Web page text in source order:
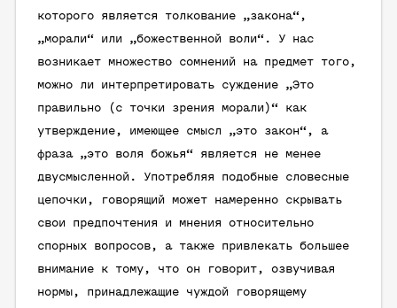
которого является толкование „закона“,
„морали“ или „божественной воли“. У нас
возникает множество сомнений на предмет того,
можно ли интерпретировать суждение „Это
правильно (с точки зрения морали)“ как
утверждение, имеющее смысл „это закон“, а
фраза „это воля божья“ является не менее
двусмысленной. Употребляя подобные словесные
цепочки, говорящий может намеренно скрывать
свои предпочтения и мнения относительно
спорных вопросов, а также привлекать большее
внимание к тому, что он говорит, озвучивая
нормы, принадлежащие чуждой говорящему